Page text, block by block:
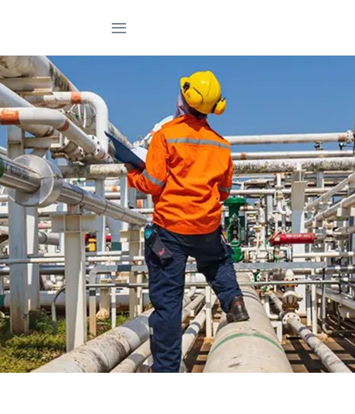
Giới thiệu
Sản phẩm
Dự án
Tin tức
Tài liệu
Liên hệ